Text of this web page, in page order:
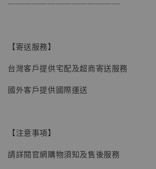
NT$ 4,980
NT$ 5,300
──────────────
【寄送服務】
台灣客戶提供宅配及超商寄送服務
國外客戶提供國際運送
【注意事項】
請詳閱官網購物須知及售後服務